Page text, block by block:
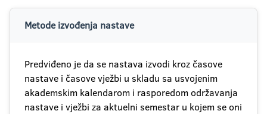
Metode izvođenja nastave
Predviđeno je da se nastava izvodi kroz časove
nastave i časove vježbi u skladu sa usvojenim
akademskim kalendarom i rasporedom održavanja
nastave i vježbi za aktuelni semestar u kojem se oni